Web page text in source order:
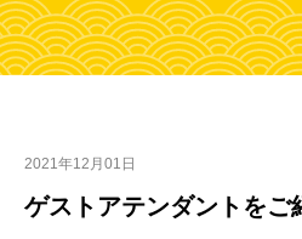
2021年12月01日
ゲストアテンダントをご